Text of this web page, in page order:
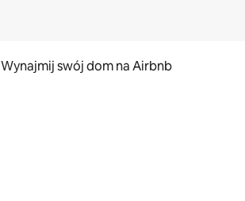
Wynajmij swój dom na Airbnb